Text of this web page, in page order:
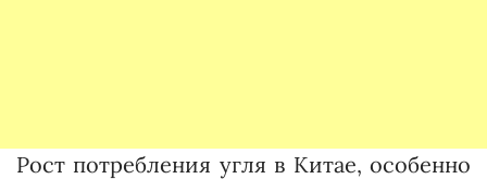
Рост потребления угля в Китае, особенно